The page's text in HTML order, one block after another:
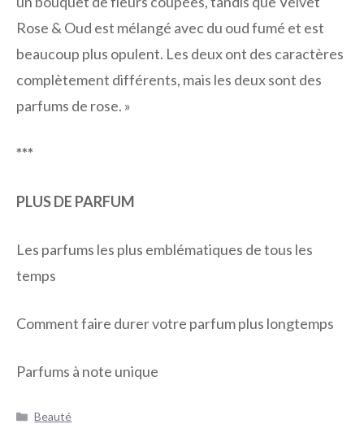
Rose & Oud est mélangé avec du oud fumé et est
beaucoup plus opulent. Les deux ont des caractères
complètement différents, mais les deux sont des
parfums de rose. »
***
PLUS DE PARFUM
Les parfums les plus emblématiques de tous les
temps
Comment faire durer votre parfum plus longtemps
Parfums à note unique
Catégories
Beauté